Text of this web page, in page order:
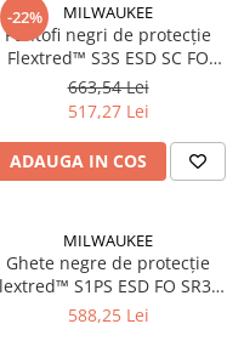
-22% MILWAUKEE
Pantofi negri de protecție
Flextred™ S3S ESD SC FO
SR41, mărimea 41/7,
(4932493719)
663,54 Lei
517,27 Lei
ADAUGA IN COS
MILWAUKEE
Ghete negre de protecție
S1PS ESD FO SR39,
mărimea 39/6, (4932493704)
588,25 Lei